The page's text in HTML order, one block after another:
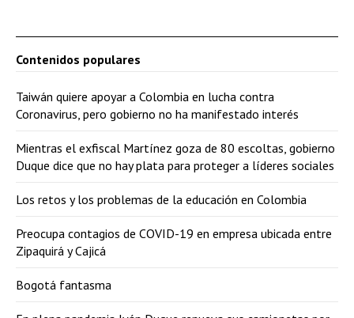
Contenidos populares
Taiwán quiere apoyar a Colombia en lucha contra
Coronavirus, pero gobierno no ha manifestado interés
Mientras el exfiscal Martínez goza de 80 escoltas, gobierno
Duque dice que no hay plata para proteger a líderes sociales
Los retos y los problemas de la educación en Colombia
Preocupa contagios de COVID-19 en empresa ubicada entre
Zipaquirá y Cajicá
Bogotá fantasma